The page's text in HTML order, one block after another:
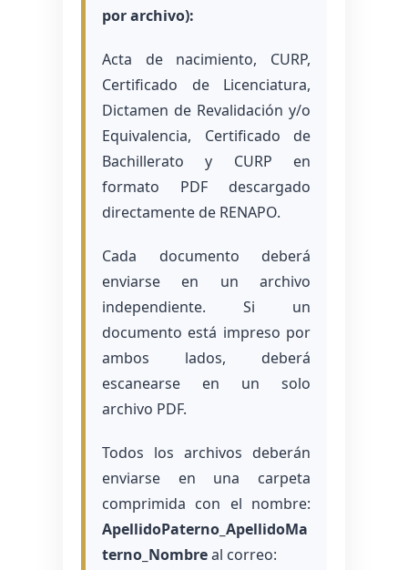
por archivo):
Acta de nacimiento, CURP,
Certificado de Licenciatura,
Dictamen de Revalidación y/o
Equivalencia, Certificado de
Bachillerato y CURP en
formato PDF descargado
directamente de RENAPO.
Cada documento deberá
enviarse en un archivo
independiente. Si un
documento está impreso por
ambos lados, deberá
escanearse en un solo
archivo PDF.
Todos los archivos deberán
enviarse en una carpeta
comprimida con el nombre:
ApellidoPaterno_ApellidoMa
terno_Nombreal correo: